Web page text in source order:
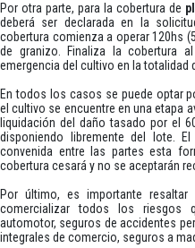
Por otra parte, para la cobertura de
deberá ser declarada en la
cobertura comienza a operar 120hs
de granizo. Finaliza la cobertura
emergencia del cultivo en la totalidad
En todos los casos se puede optar
el cultivo se encuentre en una etapa
liquidación del daño tasado por el
disponiendo libremente del lote.
convenida entre las partes esta
cobertura cesará y no se aceptarán
Por último, es importante
comercializar todos los riesgos
automotor, seguros de accidentes
integrales de comercio, seguros a